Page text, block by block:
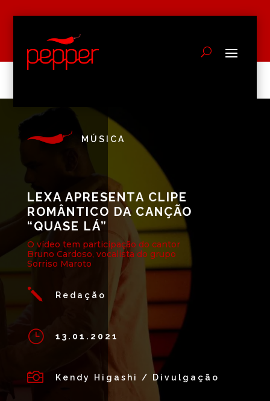
MÚSICA
LEXA APRESENTA CLIPE
ROMÂNTICO DA CANÇÃO
“QUASE LÁ”
O vídeo tem participação do cantor
Bruno Cardoso, vocalista do grupo
Sorriso Maroto
j Redação
} 13.01.2021
 Kendy Higashi / Divulgação